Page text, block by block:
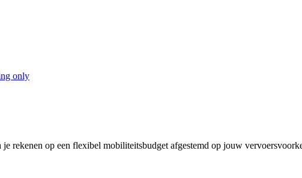
only
rekenen op een flexibel mobiliteitsbudget afgestemd op jouw